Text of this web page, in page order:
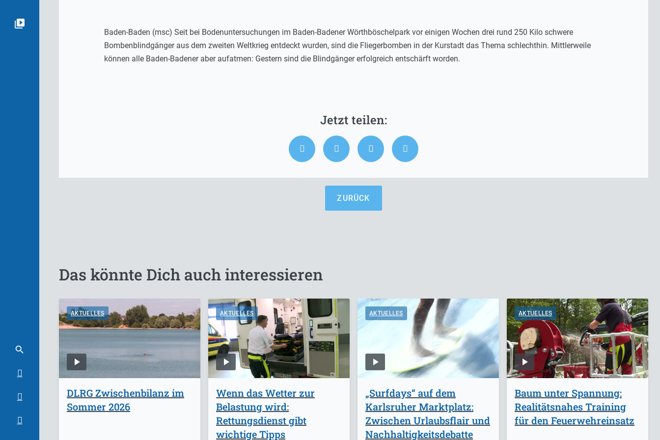
Baden-Baden (msc) Seit bei Bodenuntersuchungen im Baden-Badener Wörthböschelpark vor einigen Wochen drei rund 250 Kilo schwere
Bombenblindgänger aus dem zweiten Weltkrieg entdeckt wurden, sind die Fliegerbomben in der Kurstadt das Thema schlechthin. Mittlerweile
können alle Baden-Badener aber aufatmen: Gestern sind die Blindgänger erfolgreich entschärft worden.
ZURÜCK
Das könnte Dich auch interessieren
AKTUELLES
DLRG Zwischenbilanz im
Sommer 2026
AKTUELLES
Wenn das Wetter zur
Belastung wird:
Rettungsdienst gibt
wichtige Tipps
AKTUELLES
„Surfdays“ auf dem
Karlsruher Marktplatz:
Zwischen Urlaubsflair und
Nachhaltigkeitsdebatte
AKTUELLES
Baum unter Spannung:
Realitätsnahes Training
für den Feuerwehreinsatz